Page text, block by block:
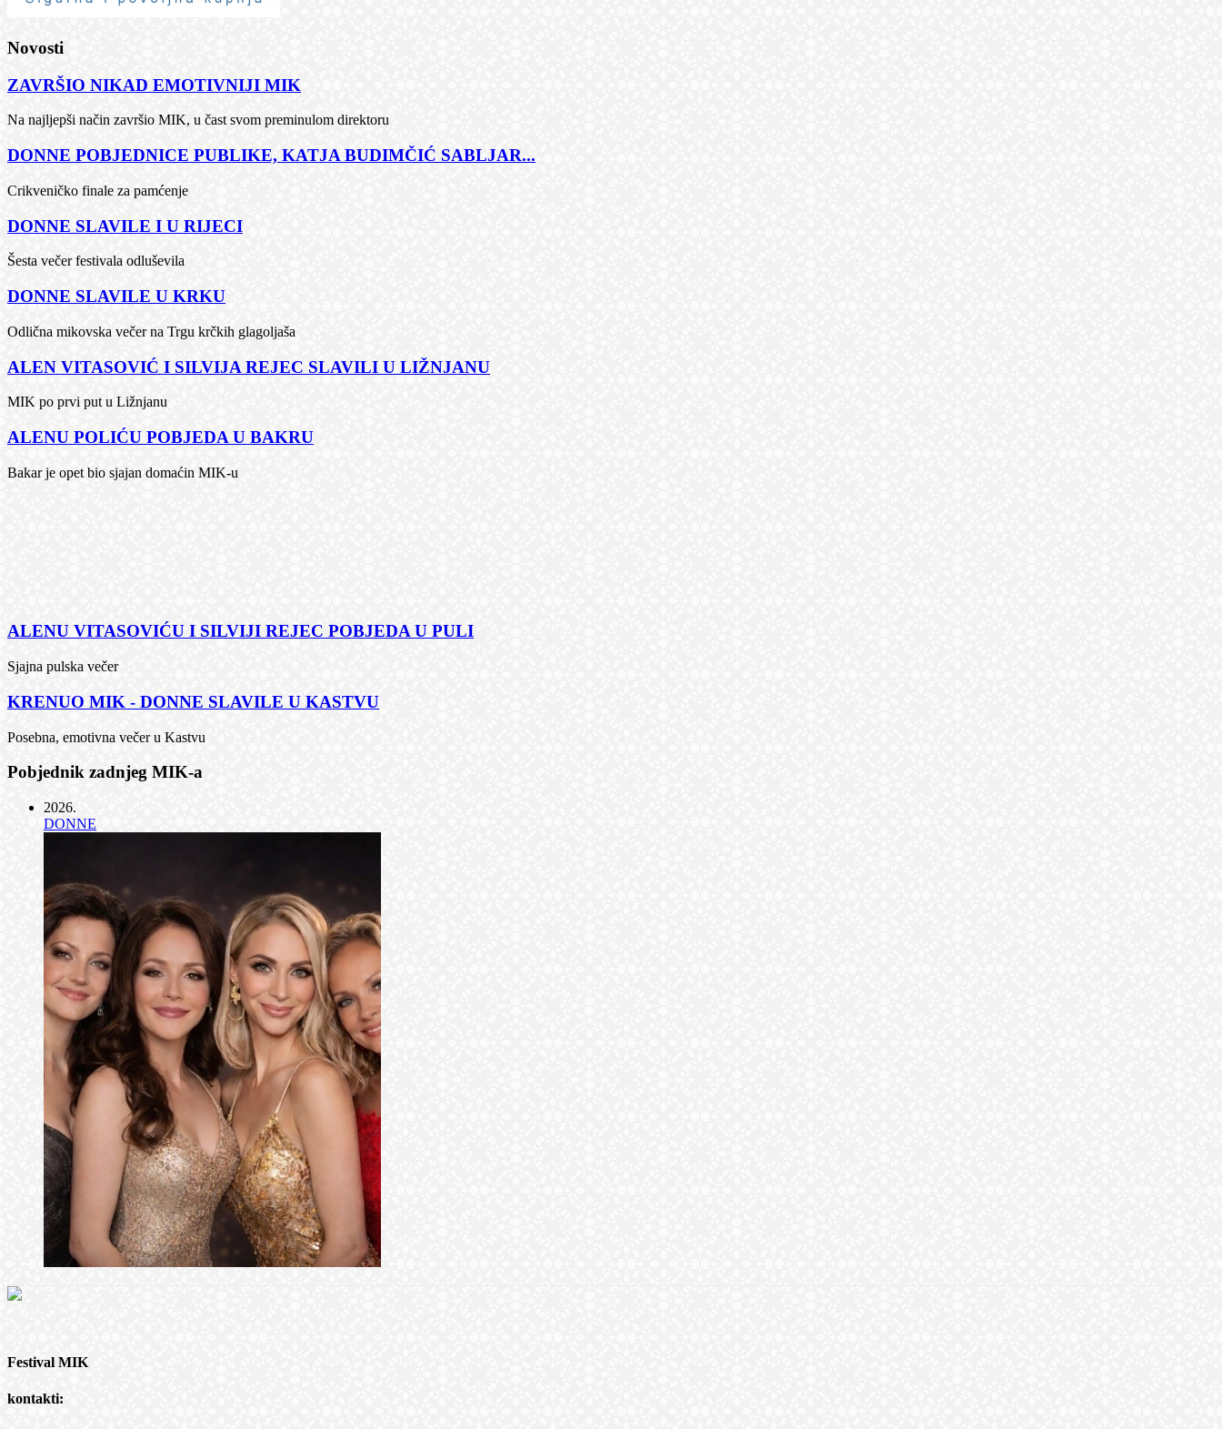
Novosti
ZAVRŠIO NIKAD EMOTIVNIJI MIK
Na najljepši način završio MIK, u čast svom preminulom direktoru
DONNE POBJEDNICE PUBLIKE, KATJA BUDIMČIĆ SABLJAR...
Crikveničko finale za pamćenje
DONNE SLAVILE I U RIJECI
Šesta večer festivala odluševila
DONNE SLAVILE U KRKU
Odlična mikovska večer na Trgu krčkih glagoljaša
ALEN VITASOVIĆ I SILVIJA REJEC SLAVILI U LIŽNJANU
MIK po prvi put u Ližnjanu
ALENU POLIĆU POBJEDA U BAKRU
Bakar je opet bio sjajan domaćin MIK-u
ALENU VITASOVIĆU I SILVIJI REJEC POBJEDA U PULI
Sjajna pulska večer
KRENUO MIK - DONNE SLAVILE U KASTVU
Posebna, emotivna večer u Kastvu
Pobjednik zadnjeg MIK-a
2026.
DONNE
Festival MIK
kontakti: